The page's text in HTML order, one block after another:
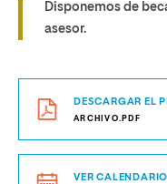
Disponemos de
asesor.
DESCARGAR EL
ARCHIVO.PDF
VER